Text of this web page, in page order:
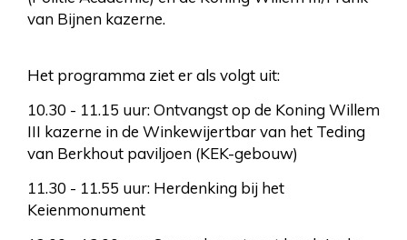
van Bijnen kazerne.
Het programma ziet er als volgt uit:
10.30 - 11.15 uur: Ontvangst op de Koning Willem
III kazerne in de Winkewijertbar van het Teding
van Berkhout paviljoen (KEK-gebouw)
11.30 - 11.55 uur: Herdenking bij het
Keienmonument